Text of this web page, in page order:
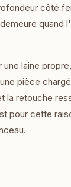
côté
quand
laine
pièce
retouche
pour cette